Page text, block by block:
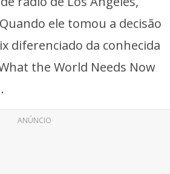
ele tomou a decisão
diferenciado da conhecida
the World Needs Now
ANÚNCIO